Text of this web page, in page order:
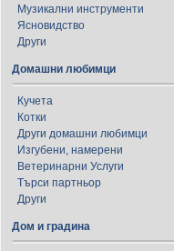
Музикални инструменти
Ясновидство
Други
Домашни любимци
Кучета
Котки
Други домашни любимци
Изгубени, намерени
Ветеринарни Услуги
Търси партньор
Други
Дом и градина